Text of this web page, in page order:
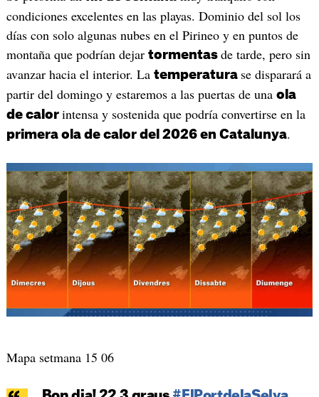
condiciones excelentes en las playas. Dominio del sol los
días con solo algunas nubes en el Pirineo y en puntos de
montaña que podrían dejar tormentas de tarde, pero sin
avanzar hacia el interior. La temperatura se disparará a
partir del domingo y estaremos a las puertas de una ola
de calor intensa y sostenida que podría convertirse en la
primera ola de calor del 2026 en Catalunya.
Mapa setmana 15 06